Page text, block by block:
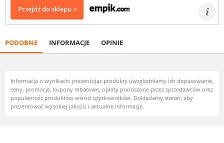
Przejdź do sklepu >
PODOBNE INFORMACJE OPINIE
Informacja o wynikach: prezentując produkty uwzględniamy ich dopasowanie,
ceny, promocje, kupony rabatowe, opłaty ponoszone przez sprzedawców oraz
popularność produktów wśród użytkowników. Dokładamy starań, aby
prezentować wysokiej jakości i aktualne informacje.